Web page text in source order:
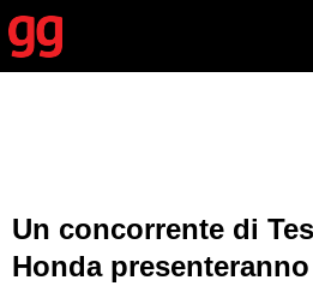
Un concorrente di
Honda